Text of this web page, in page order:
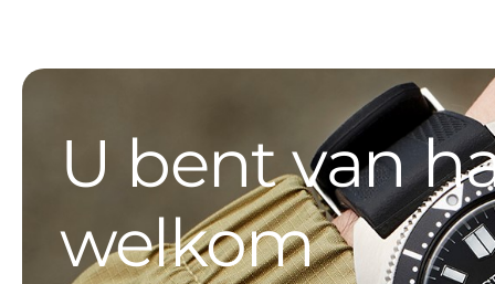
topzaak.
U bent van
welkom